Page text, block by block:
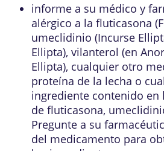
informe a su médico y
alérgico a la fluticasona
umeclidinio (Incurse
Ellipta), vilanterol (en
Ellipta), cualquier otro
proteína de la lecha o
ingrediente contenido en
de fluticasona,
Pregunte a su
del medicamento para